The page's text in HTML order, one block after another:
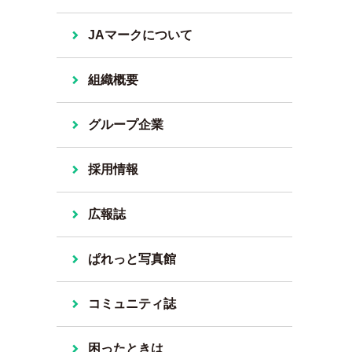
JAマークについて
組織概要
グループ企業
採用情報
広報誌
ぱれっと写真館
コミュニティ誌
困ったときは